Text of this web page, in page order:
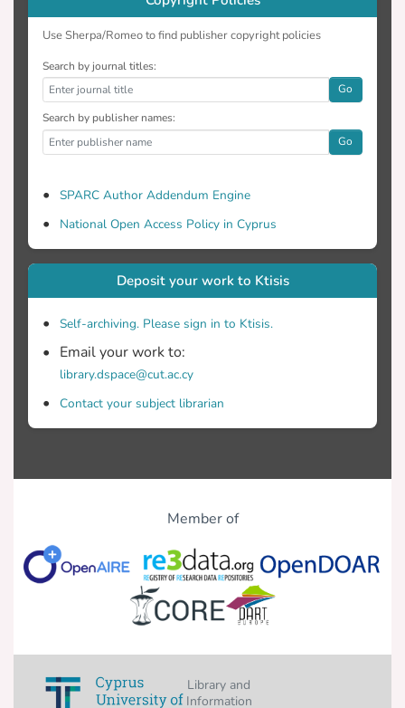
Use Sherpa/Romeo to find publisher copyright policies
Search by journal titles:
Go
Search by publisher names:
Go
SPARC Author Addendum Engine
National Open Access Policy in Cyprus
Deposit your work to Ktisis
Self-archiving. Please sign in to Ktisis.
Email your work to:
library.dspace@cut.ac.cy
Contact your subject librarian
Member of
Library and
Information